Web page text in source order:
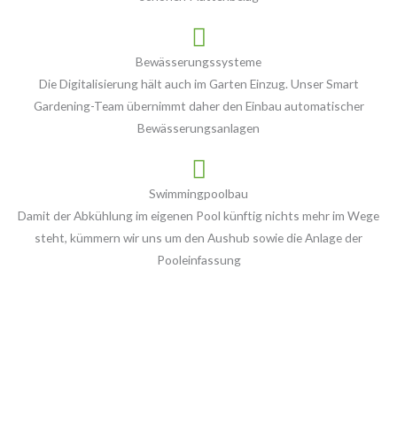
Bewässerungssysteme
Die Digitalisierung hält auch im Garten Einzug. Unser Smart
Gardening-Team übernimmt daher den Einbau automatischer
Bewässerungsanlagen
Swimmingpoolbau
Damit der Abkühlung im eigenen Pool künftig nichts mehr im Wege
steht, kümmern wir uns um den Aushub sowie die Anlage der
Pooleinfassung